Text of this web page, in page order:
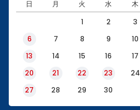
日 月 火 水 木
1 2 3
6
7 8 9 10
13
14 15 16 17
20
21 22 23 24
27
28 29 30